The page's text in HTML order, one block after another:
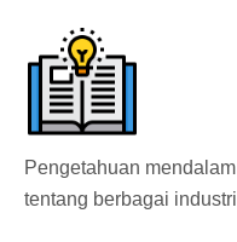
Pengetahuan mendalam
tentang berbagai industri